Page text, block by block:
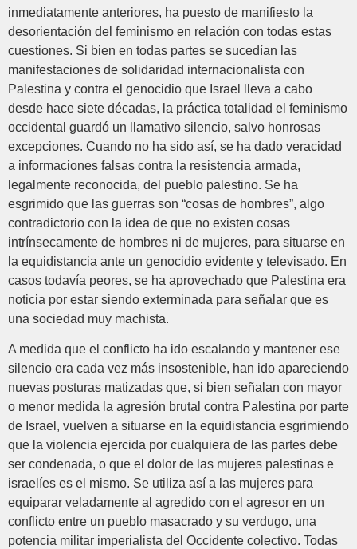
inmediatamente anteriores, ha puesto de manifiesto la
desorientación del feminismo en relación con todas estas
cuestiones. Si bien en todas partes se sucedían las
manifestaciones de solidaridad internacionalista con
Palestina y contra el genocidio que Israel lleva a cabo
desde hace siete décadas, la práctica totalidad el feminismo
occidental guardó un llamativo silencio, salvo honrosas
excepciones. Cuando no ha sido así, se ha dado veracidad
a informaciones falsas contra la resistencia armada,
legalmente reconocida, del pueblo palestino. Se ha
esgrimido que las guerras son “cosas de hombres”, algo
contradictorio con la idea de que no existen cosas
intrínsecamente de hombres ni de mujeres, para situarse en
la equidistancia ante un genocidio evidente y televisado. En
casos todavía peores, se ha aprovechado que Palestina era
noticia por estar siendo exterminada para señalar que es
una sociedad muy machista.
A medida que el conflicto ha ido escalando y mantener ese
silencio era cada vez más insostenible, han ido apareciendo
nuevas posturas matizadas que, si bien señalan con mayor
o menor medida la agresión brutal contra Palestina por parte
de Israel, vuelven a situarse en la equidistancia esgrimiendo
que la violencia ejercida por cualquiera de las partes debe
ser condenada, o que el dolor de las mujeres palestinas e
israelíes es el mismo. Se utiliza así a las mujeres para
equiparar veladamente al agredido con el agresor en un
conflicto entre un pueblo masacrado y su verdugo, una
potencia militar imperialista del Occidente colectivo. Todas